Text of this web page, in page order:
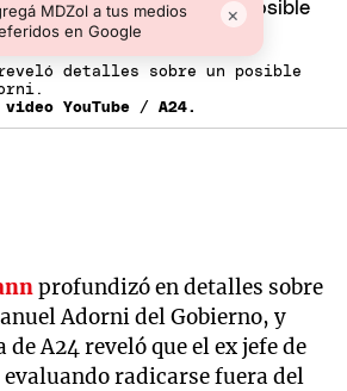
MDZol a tus medios
en Google
×
reveló detalles sobre un posible
YouTube / A24.
profundizó en detalles sobre
Adorni del Gobierno, y
A24 reveló que el ex jefe de
radicarse fuera del